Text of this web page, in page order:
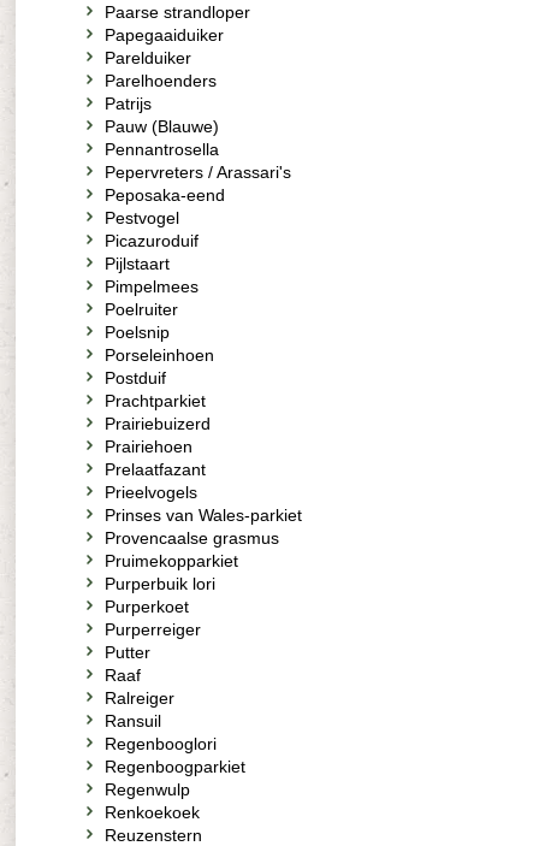
Paarse strandloper
Papegaaiduiker
Parelduiker
Parelhoenders
Patrijs
Pauw (Blauwe)
Pennantrosella
Pepervreters / Arassari's
Peposaka-eend
Pestvogel
Picazuroduif
Pijlstaart
Pimpelmees
Poelruiter
Poelsnip
Porseleinhoen
Postduif
Prachtparkiet
Prairiebuizerd
Prairiehoen
Prelaatfazant
Prieelvogels
Prinses van Wales-parkiet
Provencaalse grasmus
Pruimekopparkiet
Purperbuik lori
Purperkoet
Purperreiger
Putter
Raaf
Ralreiger
Ransuil
Regenbooglori
Regenboogparkiet
Regenwulp
Renkoekoek
Reuzenstern